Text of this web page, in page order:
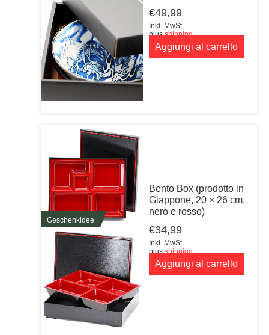
€49,99
Inkl. MwSt.
plusshipping
Aggiungi al carrello
Geschenkidee
Bento Box (prodotto in
Giappone, 20 × 26 cm,
nero e rosso)
€34,99
Inkl. MwSt.
plusshipping
Aggiungi al carrello